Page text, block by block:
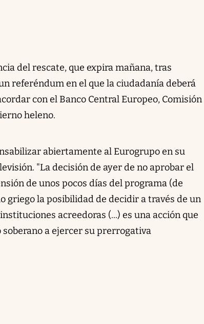
del rescate, que expira mañana, tras
referéndum en el que la ciudadanía deberá
con el Banco Central Europeo, Comisión
heleno.
abiertamente al Eurogrupo en su
"La decisión de ayer de no aprobar el
de unos pocos días del programa (de
griego la posibilidad de decidir a través de un
acreedoras (...) es una acción que
a ejercer su prerrogativa